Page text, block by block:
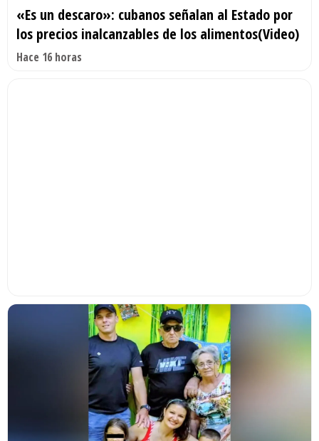
«Es un descaro»: cubanos señalan al Estado por
los precios inalcanzables de los alimentos(Video)
Hace 16 horas